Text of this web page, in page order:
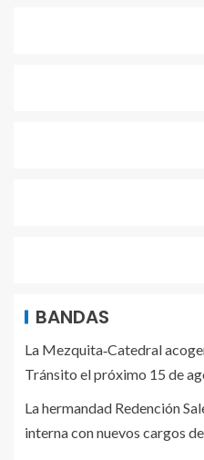
BANDAS
La Mezquita‑Catedral
Tránsito el próximo 15 de
La hermandad Redención
interna con nuevos cargos